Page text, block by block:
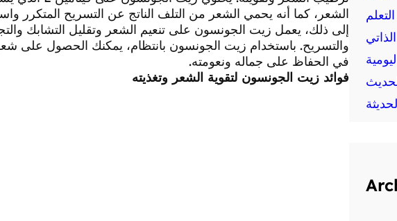
الشعر، كما أنه يحمي الشعر من التلف الناتج عن التسريح المتكرر
إلى ذلك، يعمل زيت الجونسون على تنعيم الشعر وتقليل التشابك
والتسريح. باستخدام زيت الجونسون بانتظام، يمكنك الحصول على
في الحفاظ على جماله ونعومته.
فوائد زيت الجونسون لتقوية الشعر وتغذيته
الذاتي